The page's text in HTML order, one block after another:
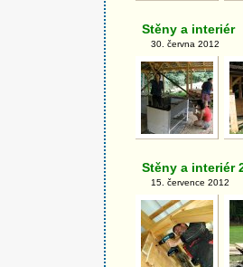
Stěny a interiér
30. června 2012
Stěny a interiér
15. července 2012